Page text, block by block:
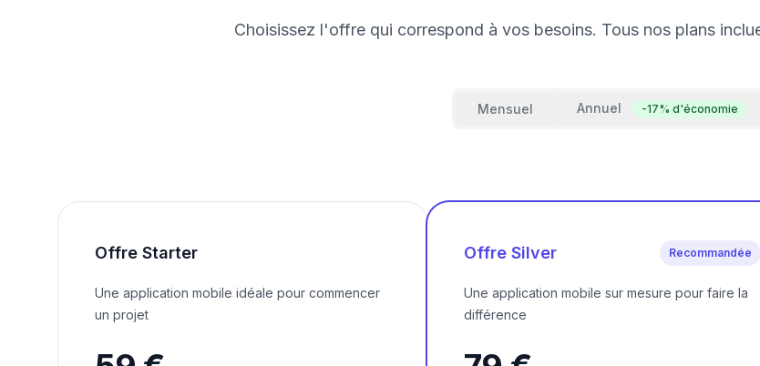
Choisissez l'offre qui correspond à vos besoins. Tous nos plans
Mensuel Annuel -17% d'économie
Offre Starter
Une application mobile idéale pour commencer
un projet
Offre Silver Recommandée
Une application mobile sur mesure pour faire la
différence